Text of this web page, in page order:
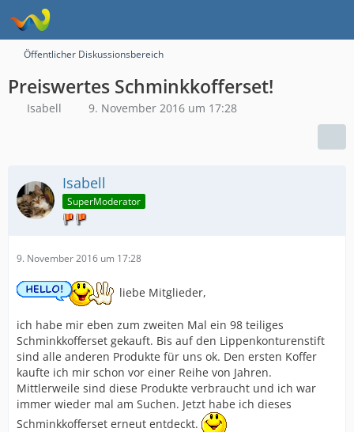
Öffentlicher Diskussionsbereich
Preiswertes Schminkkofferset!
Isabell 9. November 2016 um 17:28
Isabell
SuperModerator
9. November 2016 um 17:28
liebe Mitglieder,
ich habe mir eben zum zweiten Mal ein 98 teiliges
Schminkkofferset gekauft. Bis auf den Lippenkonturenstift
sind alle anderen Produkte für uns ok. Den ersten Koffer
kaufte ich mir schon vor einer Reihe von Jahren.
Mittlerweile sind diese Produkte verbraucht und ich war
immer wieder mal am Suchen. Jetzt habe ich dieses
Schminkkofferset erneut entdeckt.